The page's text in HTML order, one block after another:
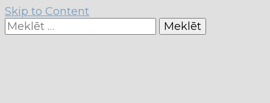
Skip to Content
Meklēt: